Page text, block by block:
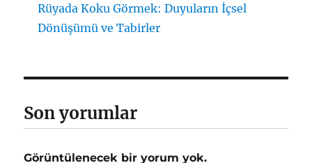
Rüyada Koku Görmek: Duyuların İçsel
Dönüşümü ve Tabirler
Son yorumlar
Görüntülenecek bir yorum yok.